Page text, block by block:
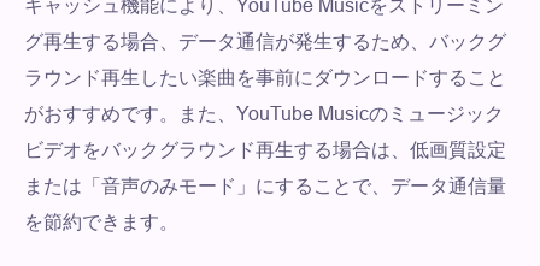
キャッシュ機能により、YouTube Musicをストリーミン
グ再生する場合、データ通信が発生するため、バックグ
ラウンド再生したい楽曲を事前にダウンロードすること
がおすすめです。また、YouTube Musicのミュージック
ビデオをバックグラウンド再生する場合は、低画質設定
または「音声のみモード」にすることで、データ通信量
を節約できます。